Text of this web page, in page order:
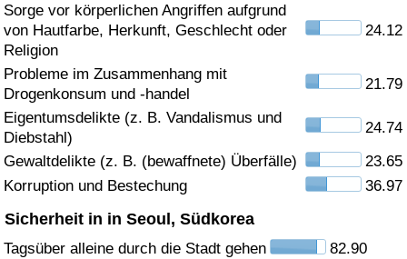
Sorge vor körperlichen Angriffen aufgrund
von Hautfarbe, Herkunft, Geschlecht oder
Religion
24.12
Probleme im Zusammenhang mit
Drogenkonsum und -handel
21.79
Eigentumsdelikte (z. B. Vandalismus und
Diebstahl)
24.74
Gewaltdelikte (z. B. (bewaffnete) Überfälle)
23.65
Korruption und Bestechung
36.97
Sicherheit in in Seoul, Südkorea
Tagsüber alleine durch die Stadt gehen 82.90
Gesundheitsversorgungs-Index nach Land
Umweltverschmutzung
Umweltverschmutzungs-Index (aktuell)
Verschmutzungsindex
Umweltverschmutzungs-Index nach Land
Verkehr